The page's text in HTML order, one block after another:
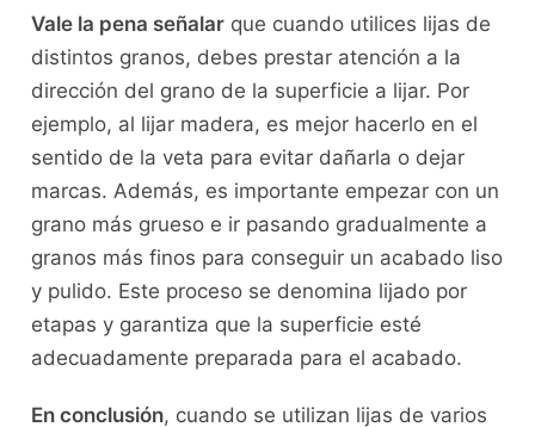
Vale la pena señalarque cuando utilices lijas de
distintos granos, debes prestar atención a la
dirección del grano de la superficie a lijar. Por
ejemplo, al lijar madera, es mejor hacerlo en el
sentido de la veta para evitar dañarla o dejar
marcas. Además, es importante empezar con un
grano más grueso e ir pasando gradualmente a
granos más finos para conseguir un acabado liso
y pulido. Este proceso se denomina lijado por
etapas y garantiza que la superficie esté
adecuadamente preparada para el acabado.
En conclusión, cuando se utilizan lijas de varios